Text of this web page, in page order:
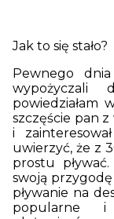
Jak to się stało?
Pewnego
wypożyczali
powiedziałam
szczęście pan
i
uwierzyć, że z
prostu
swoją
pływanie na
popularne i